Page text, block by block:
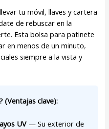
tu móvil, llaves y cartera
de rebuscar en la
Esta bolsa para patinete
en menos de un minuto,
siempre a la vista y
(Ventajas clave):
UV— Su exterior de